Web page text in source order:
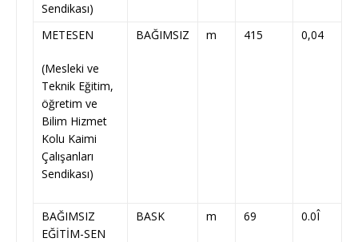
Sendikası)
METESEN
(Mesleki ve
Teknik Eğitim,
öğretim ve
Bilim Hizmet
Kolu Kaimi
Çalışanları
Sendikası)
BAĞIMSIZ m 415 0,04
BAĞIMSIZ
EĞİTİM-SEN
BASK m 69 0.0Î